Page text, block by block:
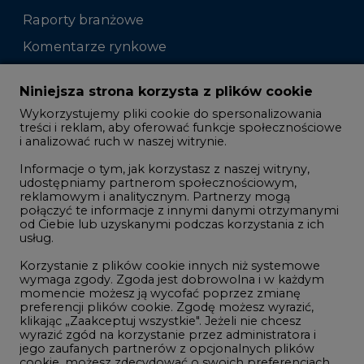
Raporty branżowe
Komentarze rynkowe
Zmiany kadrowe na rynku
Studio CIRE
Rozmowy o energetyce
Gospodarka
Geopolityka
LTE450
Innowacje i AI
Telekomunikacja i IT
Handel emisjami CO2
Wodór
Niniejsza strona korzysta z plików cookie
Wykorzystujemy pliki cookie do spersonalizowania
treści i reklam, aby oferować funkcje społecznościowe
i analizować ruch w naszej witrynie.
Informacje o tym, jak korzystasz z naszej witryny,
udostępniamy partnerom społecznościowym,
reklamowym i analitycznym. Partnerzy mogą
połączyć te informacje z innymi danymi otrzymanymi
od Ciebie lub uzyskanymi podczas korzystania z ich
usług.
Korzystanie z plików cookie innych niż systemowe
wymaga zgody. Zgoda jest dobrowolna i w każdym
momencie możesz ją wycofać poprzez zmianę
preferencji plików cookie. Zgodę możesz wyrazić,
klikając „Zaakceptuj wszystkie". Jeżeli nie chcesz
wyrazić zgód na korzystanie przez administratora i
jego zaufanych partnerów z opcjonalnych plików